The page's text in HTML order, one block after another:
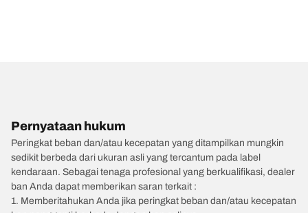
Pernyataan hukum
Peringkat beban dan/atau kecepatan yang ditampilkan mungkin
sedikit berbeda dari ukuran asli yang tercantum pada label
kendaraan. Sebagai tenaga profesional yang berkualifikasi, dealer
ban Anda dapat memberikan saran terkait :
1. Memberitahukan Anda jika peringkat beban dan/atau kecepatan